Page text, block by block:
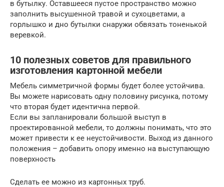
в бутылку. Оставшееся пустое пространство можно
заполнить высушенной травой и сухоцветами, а
горлышко и дно бутылки снаружи обвязать тоненькой
веревкой.
10 полезных советов для правильного
изготовления картонной мебели
Мебель симметричной формы будет более устойчива.
Вы можете нарисовать одну половину рисунка, потому
что вторая будет идентична первой.
Если вы запланировали большой выступ в
проектированной мебели, то должны понимать, что это
может привести к ее неустойчивости. Выход из данного
положения – добавить опору именно на выступающую
поверхность
Сделать ее можно из картонных труб.